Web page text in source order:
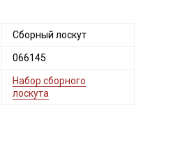
Сборный лоскут
066145
Набор сборного
лоскута
здесь дополнительные
до 30% на узкие
тканей